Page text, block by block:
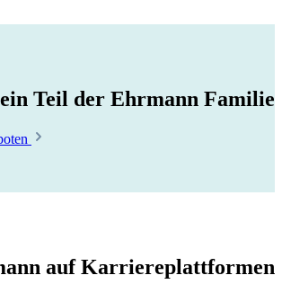
Teil der Ehrmann Familie
auf Karriereplattformen